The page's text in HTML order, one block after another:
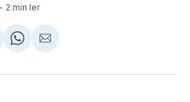
2 min ler
Share
WhatsApp
Compartilhar
Email